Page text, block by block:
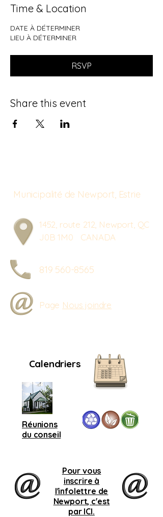
Time & Location
DATE À DÉTERMINER
LIEU À DÉTERMINER
RSVP
Share this event
Municipalité de Newport, Estrie
1452, route 212, Newport, QC
J0B 1M0 CANADA
819 560-8565
Page Nous joindre
Réunions
du conseil
Calendriers
Pour vous
inscrire à
l'infolettre de
Newport, c'est
par ICI.